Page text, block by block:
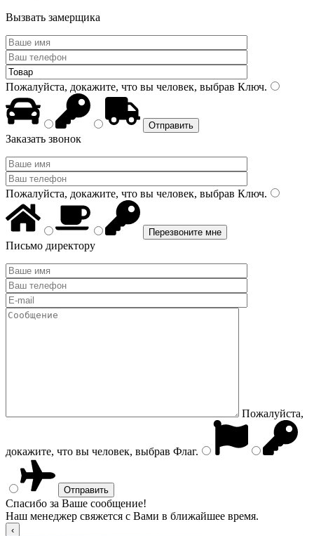
Вызвать замерщика
Пожалуйста, докажите, что вы человек, выбрав Ключ.
Заказать звонок
Пожалуйста, докажите, что вы человек, выбрав Ключ.
Письмо директору
Пожалуйста,
докажите, что вы человек, выбрав Флаг.
Спасибо за Ваше сообщение!
Наш менеджер свяжется с Вами в ближайшее время.